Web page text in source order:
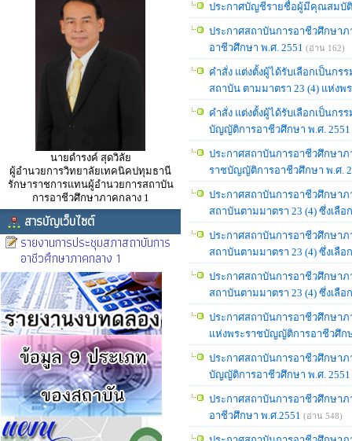
นายดำรงค์ สุดวิลัย
ผู้อำนวยการวิทยาลัยเทคนิคปทุมธานี
รักษาราชการแทนผู้อำนวยการสถาบัน
การอาชีวศึกษาภาคกลาง 1
สารบัญเว็บไซต์
รายงานการประชุมสภาสถาบันการ
อาชีวศึกษาภาคกลาง 1
ประกาศบัญชีรายชื่อผู้มีคุณสมบัติ
ประกาศสถาบันการอาชีวศึกษา
อาชีวศึกษา พ.ศ. 2551 (อ่าน 162)
คำสั่ง แต่งตั้งผู้ได้รับเลือกเป็นก
สถาบัน ตามมาตรา 23 (4) แห่ง
คำสั่ง แต่งตั้งผู้ได้รับเลือกเป็นก
บัญญัติการอาชีวศึกษา พ.ศ. 2551
ประกาศสถาบันการอาชีวศึกษาภ
ราชบัญญัติการอาชีวศึกษา พ.ศ.
ประกาศสถาบันการอาชีวศึกษา
สถาบันตามมาตรา 23 (4) ซึ่งเลื
ประกาศสถาบันการอาชีวศึกษา
สถาบันตามมาตรา 23 (4) ซึ่งเลื
ประกาศสถาบันการอาชีวศึกษา
สถาบันตามมาตรา 23 (4) ซึ่งเลื
ประกาศสถาบันการอาชีวศึกษา
แห่งพระราชบัญญัติการอาชีวศึก
ประกาศสถาบันการอาชีวศึกษาภ
บัญญัติการอาชีวศึกษา พ.ศ. 2551
ประกาศสถาบันการอาชีวศึกษาภ
อาชีวศึกษา พ.ศ.2551 (อ่าน 548)